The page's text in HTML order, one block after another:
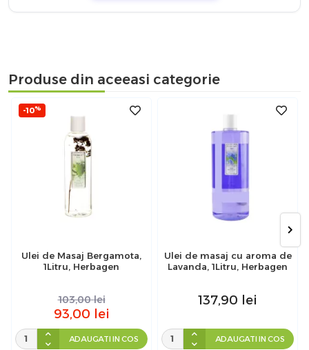
Produse din aceeasi categorie
-10%
Ulei de Masaj Bergamota,
1Litru, Herbagen
103,00 lei
93,00 lei
ADAUGATI IN COS
Ulei de masaj cu aroma de
Lavanda, 1Litru, Herbagen
137,90 lei
ADAUGATI IN COS